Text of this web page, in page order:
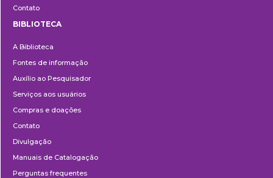
Contato
BIBLIOTECA
A Biblioteca
Fontes de informação
Auxílio ao Pesquisador
Serviços aos usuários
Compras e doações
Contato
Divulgação
Manuais de Catalogação
Perguntas frequentes